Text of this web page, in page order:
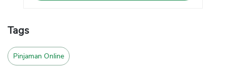
Tags
Pinjaman Online